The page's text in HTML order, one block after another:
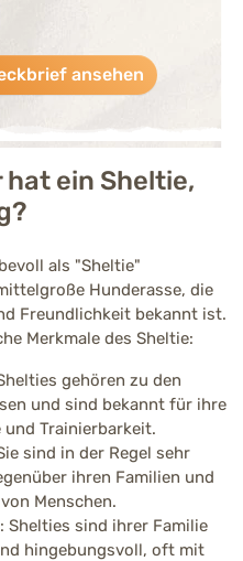
Stark ausgeprägt (4 von 5)
Stark ausgeprägt (4 von 5)
Stark ausgeprägt (4 von 5)
Sehr stark ausgeprägt (5 von
Sehr stark ausgeprägt (5 von
Stark ausgeprägt (4 von 5)
Stark ausgeprägt (4 von 5)
ansehen
hat ein Sheltie,
als "Sheltie"
Hunderasse, die
Freundlichkeit bekannt ist.
Merkmale des Sheltie:
gehören zu den
und sind bekannt für ihre
Trainierbarkeit.
sind in der Regel sehr
ihren Familien und
Menschen.
: Shelties sind ihrer Familie
hingebungsvoll, oft mit